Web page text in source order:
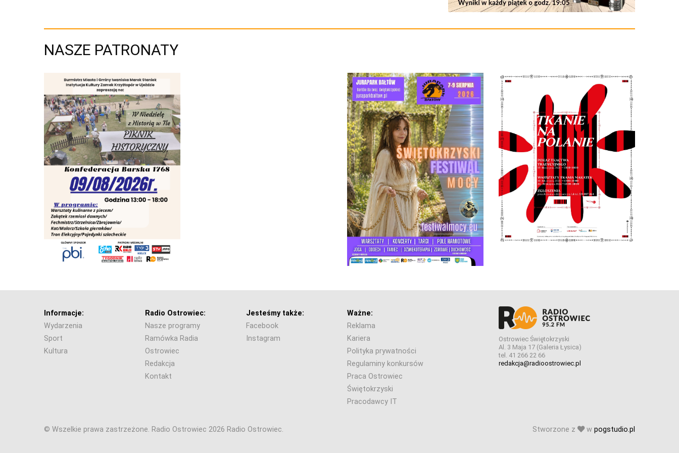
NASZE PATRONATY
Informacje:
Wydarzenia
Sport
Kultura
Radio Ostrowiec:
Nasze programy
Ramówka Radia
Ostrowiec
Redakcja
Kontakt
Jesteśmy także:
Facebook
Instagram
Ważne:
Reklama
Kariera
Polityka prywatności
Regulaminy konkursów
Praca Ostrowiec
Świętokrzyski
Pracodawcy IT
Ostrowiec Świętokrzyski
Al. 3 Maja 17 (Galeria Łysica)
tel. 41 266 22 66
redakcja@radioostrowiec.pl
© Wszelkie prawa zastrzeżone. Radio Ostrowiec 2026 Radio Ostrowiec. Stworzone z w pogstudio.pl